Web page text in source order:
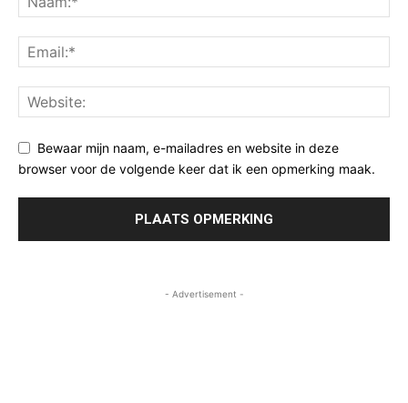
Bewaar mijn naam, e-mailadres en website in deze
browser voor de volgende keer dat ik een opmerking maak.
- Advertisement -